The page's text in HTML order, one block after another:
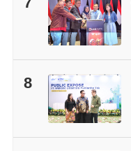
8